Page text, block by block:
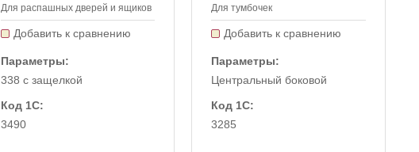
Для распашных дверей и ящиков
Добавить к сравнению
Параметры:
338 с защелкой
Код 1С:
3490
Для тумбочек
Добавить к сравнению
Параметры:
Центральный боковой
Код 1С:
3285